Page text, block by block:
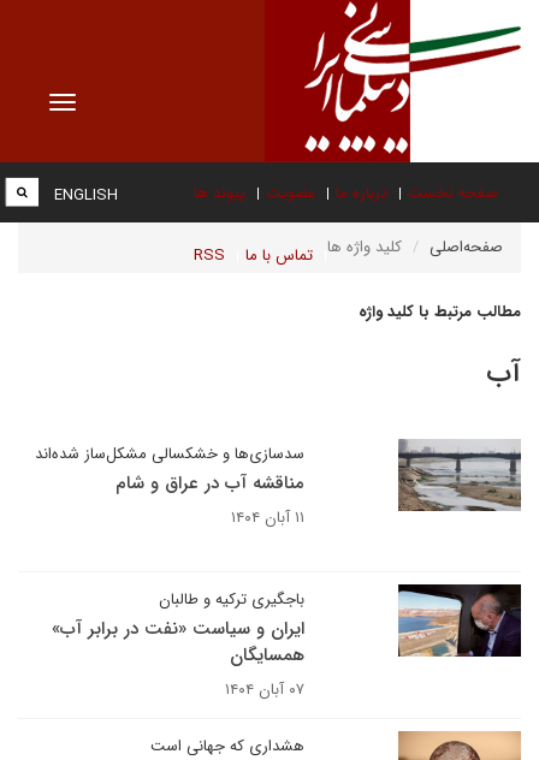
Toggle
صفحه نخست درباره ما عضویت پیوند ها
تماس با ما RSS
ENGLISH
صفحه‌اصلی کلید واژه ها
مطالب مرتبط با کلید واژه
آب
سدسازی‌ها و خشکسالی مشکل‌ساز شده‌اند
مناقشه آب در عراق و شام
۱۱ آبان ۱۴۰۴
باجگیری ترکیه و طالبان
ایران و سیاست «نفت در برابر آب»
همسایگان
۰۷ آبان ۱۴۰۴
هشداری که جهانی است